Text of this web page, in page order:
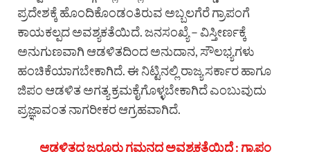
ಪ್ರದೇಶಕ್ಕೆ ಹೊಂದಿಕೊಂಡಂತಿರುವ ಅಬ್ಬಲಗೆರೆ ಗ್ರಾಪಂಗೆ
ಕಾಯಕಲ್ಪದ ಅವಶ್ಯಕತೆಯಿದೆ. ಜನಸಂಖ್ಯೆ – ವಿಸ್ತೀರ್ಣಕ್ಕೆ
ಅನುಗುಣವಾಗಿ ಆಡಳಿತದಿಂದ ಅನುದಾನ, ಸೌಲಭ್ಯಗಳು
ಹಂಚಿಕೆಯಾಗಬೇಕಾಗಿದೆ. ಈ ನಿಟ್ಟಿನಲ್ಲಿ ರಾಜ್ಯ ಸರ್ಕಾರ ಹಾಗೂ
ಜಿಪಂ ಆಡಳಿತ ಅಗತ್ಯ ಕ್ರಮಕೈಗೊಳ್ಳಬೇಕಾಗಿದೆ ಎಂಬುವುದು
ಪ್ರಜ್ಞಾವಂತ ನಾಗರೀಕರ ಆಗ್ರಹವಾಗಿದೆ.
ಆಡಳಿತದ ಜರೂರು ಗಮನದ ಅವಶ್ಯಕತೆಯಿದೆ : ಗ್ರಾಪಂ